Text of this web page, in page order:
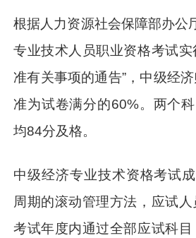
根据人力资源社会保障部办公
专业技术人员职业资格考试
准有关事项的通告”，中级经
准为试卷满分的60%。两个
均84分及格。
中级经济专业技术资格考试
周期的滚动管理方法，应试
考试年度内通过全部应试科